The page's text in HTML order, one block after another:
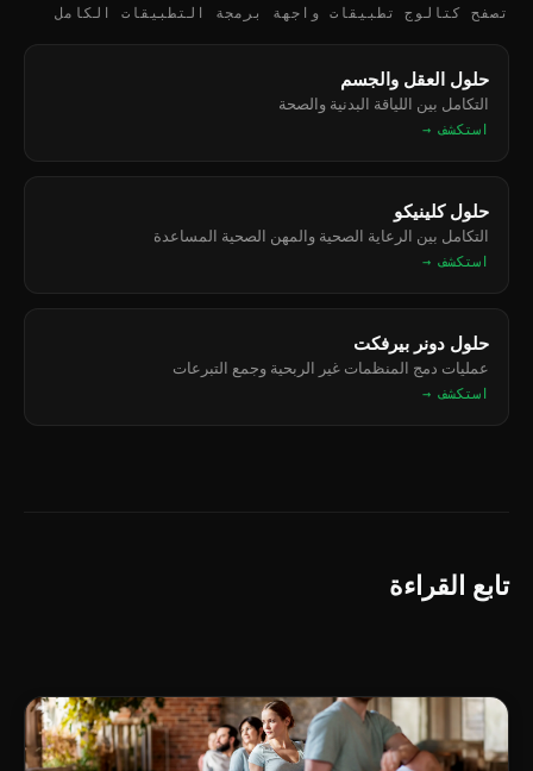
تصفح كتالوج تطبيقات واجهة برمجة التطبيقات الكامل
حلول العقل والجسم
التكامل بين اللياقة البدنية والصحة
استكشف →
حلول كلينيكو
التكامل بين الرعاية الصحية والمهن الصحية المساعدة
استكشف →
حلول دونر بيرفكت
عمليات دمج المنظمات غير الربحية وجمع التبرعات
استكشف →
تابع القراءة